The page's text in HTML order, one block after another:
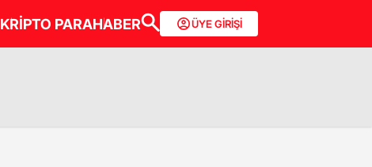
KRİPTO PARAHABER ÜYE GİRİŞİ